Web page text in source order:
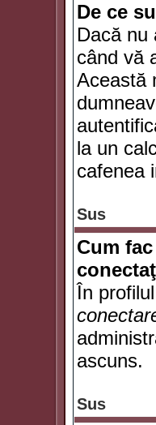
De ce
Dacă
când vă
Această
la un
cafenea
Sus
Cum
În
ascuns.
Sus